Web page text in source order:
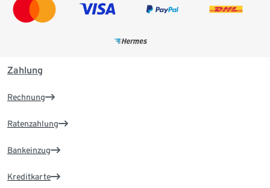
Zahlung
Rechnung
Ratenzahlung
Bankeinzug
Kreditkarte